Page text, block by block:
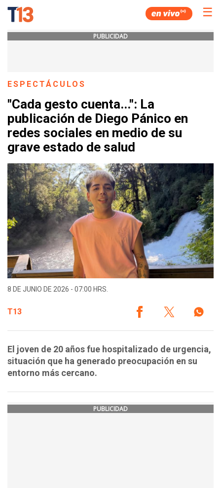
☰
PUBLICIDAD
ESPECTÁCULOS
"Cada gesto cuenta...": La
publicación de Diego Pánico en
redes sociales en medio de su
grave estado de salud
8 DE JUNIO DE 2026 - 07:00 HRS.
T13
El joven de 20 años fue hospitalizado de urgencia,
situación que ha generado preocupación en su
entorno más cercano.
PUBLICIDAD